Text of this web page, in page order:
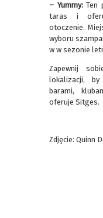
– Yummy: Ten
taras i
otoczenie.
wyboru
w w sezonie
Zapewnij
lokalizacji,
barami,
oferuje Sitges.
Zdjęcie: Quinn